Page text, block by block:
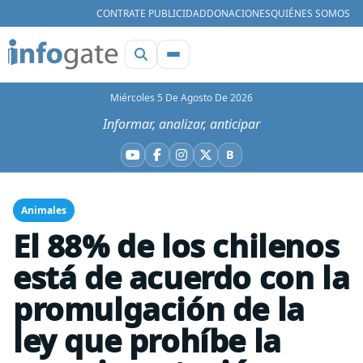
CONTRATE PUBLICIDADDONACIONESQUIÉNES SOMOS
Miércoles 5 De Agosto De 2026
Informar, analizar, anticipar
YouTube
Facebook
Instagram
X BBluesky
Animales
El 88% de los chilenos
está de acuerdo con la
promulgación de la
ley que prohíbe la